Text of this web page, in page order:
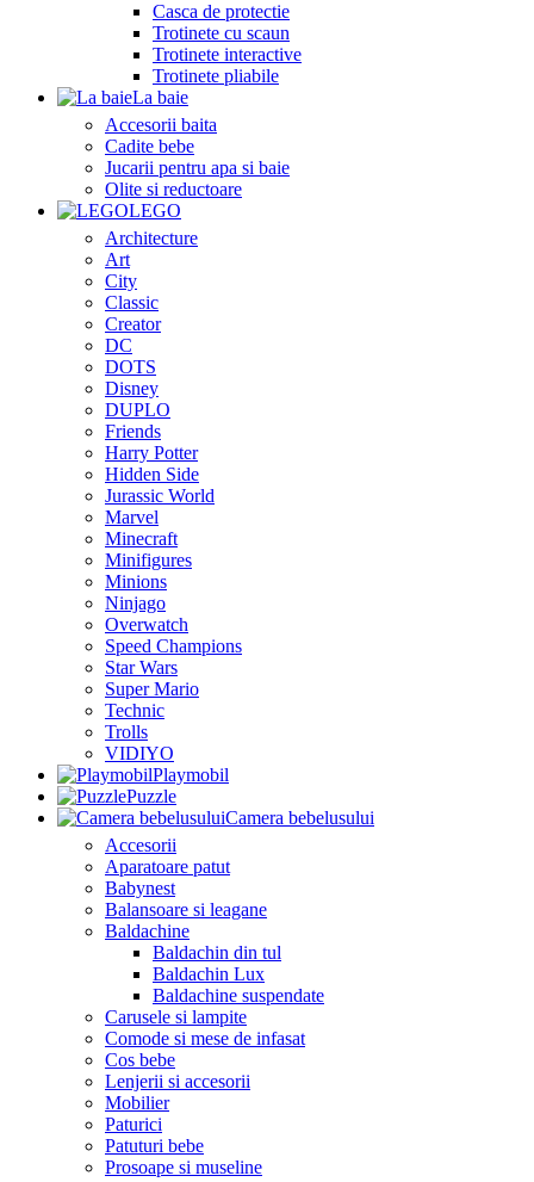
Casca de protectie
Trotinete cu scaun
Trotinete interactive
Trotinete pliabile
La baie
Accesorii baita
Cadite bebe
Jucarii pentru apa si baie
Olite si reductoare
LEGO
Architecture
Art
City
Classic
Creator
DC
DOTS
Disney
DUPLO
Friends
Harry Potter
Hidden Side
Jurassic World
Marvel
Minecraft
Minifigures
Minions
Ninjago
Overwatch
Speed Champions
Star Wars
Super Mario
Technic
Trolls
VIDIYO
Playmobil
Puzzle
Camera bebelusului
Accesorii
Aparatoare patut
Babynest
Balansoare si leagane
Baldachine
Baldachin din tul
Baldachin Lux
Baldachine suspendate
Carusele si lampite
Comode si mese de infasat
Cos bebe
Lenjerii si accesorii
Mobilier
Paturici
Patuturi bebe
Prosoape si museline